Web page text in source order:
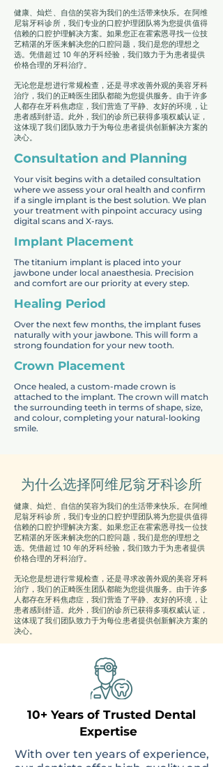
健康、灿烂、自信的笑容为我们的生活带来快乐。在阿维
尼翁牙科诊所，我们专业的口腔护理团队将为您提供值得
信赖的口腔护理解决方案。如果您正在霍索恩寻找一位技
艺精湛的牙医来解决您的口腔问题，我们是您的理想之
选。凭借超过 10 年的牙科经验，我们致力于为患者提供
价格合理的牙科治疗。
无论您是想进行常规检查，还是寻求改善外观的美容牙科
治疗，我们的正畸医生团队都能为您提供服务。由于许多
人都存在牙科焦虑症，我们营造了平静、友好的环境，让
患者感到舒适。此外，我们的诊所已获得多项权威认证，
这体现了我们团队致力于为每位患者提供创新解决方案的
决心。
Consultation and Planning
Your visit begins with a detailed consultation
where we assess your oral health and confirm
if a single implant is the best solution. We plan
your treatment with pinpoint accuracy using
digital scans and X-rays.
Implant Placement
The titanium implant is placed into your
jawbone under local anaesthesia. Precision
and comfort are our priority at every step.
Healing Period
Over the next few months, the implant fuses
naturally with your jawbone. This will form a
strong foundation for your new tooth.
Crown Placement
Once healed, a custom-made crown is
attached to the implant. The crown will match
the surrounding teeth in terms of shape, size,
and colour, completing your natural-looking
smile.
为什么选择阿维尼翁牙科诊所
健康、灿烂、自信的笑容为我们的生活带来快乐。在阿维
尼翁牙科诊所，我们专业的口腔护理团队将为您提供值得
信赖的口腔护理解决方案。如果您正在霍索恩寻找一位技
艺精湛的牙医来解决您的口腔问题，我们是您的理想之
选。凭借超过 10 年的牙科经验，我们致力于为患者提供
价格合理的牙科治疗。
无论您是想进行常规检查，还是寻求改善外观的美容牙科
治疗，我们的正畸医生团队都能为您提供服务。由于许多
人都存在牙科焦虑症，我们营造了平静、友好的环境，让
患者感到舒适。此外，我们的诊所已获得多项权威认证，
这体现了我们团队致力于为每位患者提供创新解决方案的
决心。
10+ Years of Trusted Dental
Expertise
With over ten years of experience,